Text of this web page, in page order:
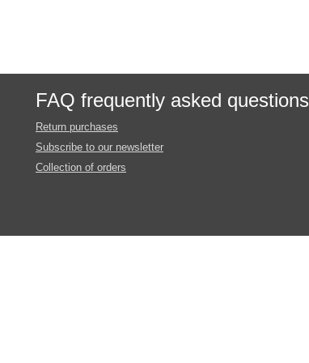
FAQ frequently asked questions
Return purchases
Subscribe to our newsletter
Collection of orders